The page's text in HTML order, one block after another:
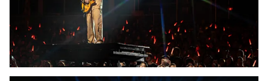
Shorts video
VTV Money VTV Thể thao